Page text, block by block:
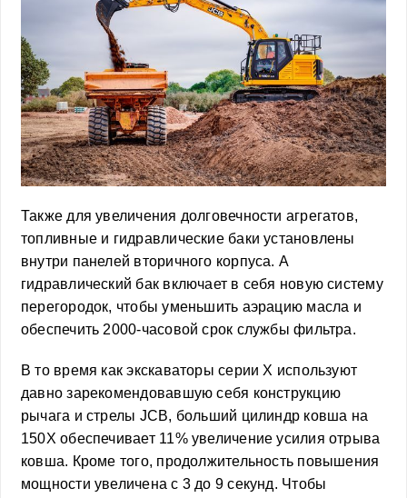
Также для увеличения долговечности агрегатов,
топливные и гидравлические баки установлены
внутри панелей вторичного корпуса. А
гидравлический бак включает в себя новую систему
перегородок, чтобы уменьшить аэрацию масла и
обеспечить 2000-часовой срок службы фильтра.
В то время как экскаваторы серии X используют
давно зарекомендовавшую себя конструкцию
рычага и стрелы JCB, больший цилиндр ковша на
150X обеспечивает 11% увеличение усилия отрыва
ковша. Кроме того, продолжительность повышения
мощности увеличена с 3 до 9 секунд. Чтобы